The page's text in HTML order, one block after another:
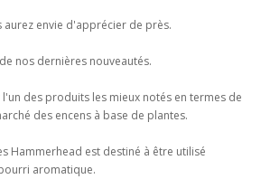
envie d'apprécier de près.
nos dernières nouveautés.
des produits les mieux notés en termes de
des encens à base de plantes.
Hammerhead est destiné à être utilisé
aromatique.